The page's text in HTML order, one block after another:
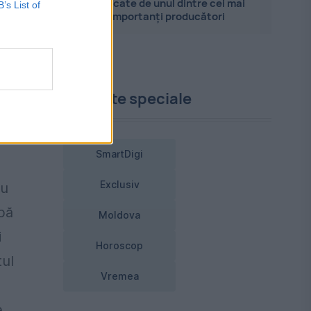
List of
explicate de unul dintre cei mai
importanți producători
Proiecte speciale
SmartDigi
Exclusiv
Moldova
Horoscop
Vremea